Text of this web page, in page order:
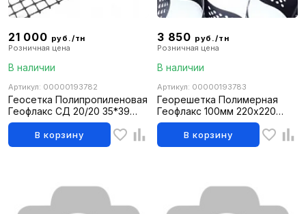
21 000 руб./тн
Розничная цена
В наличии
Артикул: 00000193782
Геосетка Полипропиленовая
Геофлакс СД 20/20 35*39
4*50м
В корзину
3 850 руб./тн
Розничная цена
В наличии
Артикул: 00000193783
Георешетка Полимерная
Геофлакс 100мм 220х220
(2,640х6,155=16,25м2)
В корзину